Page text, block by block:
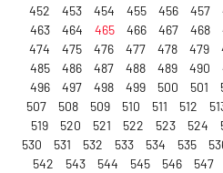
452
453 454 455 456 457
463
464 465 466 467 468
474
475 476 477 478 479
485
486 487 488 489 490
496
497 498 499 500 501
507
508 509 510 511 512
519
520 521 522 523 524
530
531 532 533 534 535
542
543 544 545 546 547